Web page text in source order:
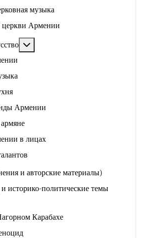
музыка
Армении
Армении
в лицах
и авторские материалы)
историко-политические темы
Карабахе